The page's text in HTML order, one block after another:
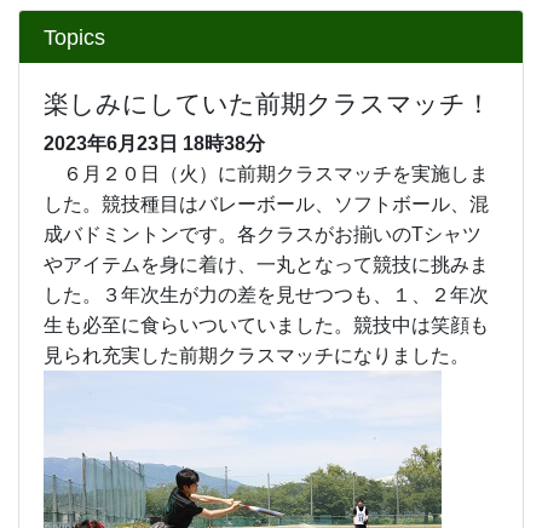
Topics
楽しみにしていた前期クラスマッチ！
2023年6月23日 18時38分
６月２０日（火）に前期クラスマッチを実施しま
した。競技種目はバレーボール、ソフトボール、混
成バドミントンです。各クラスがお揃いのTシャツ
やアイテムを身に着け、一丸となって競技に挑みま
した。３年次生が力の差を見せつつも、１、２年次
生も必至に食らいついていました。競技中は笑顔も
見られ充実した前期クラスマッチになりました。